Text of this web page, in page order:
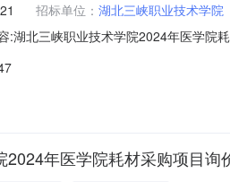
招标单位： 湖北三峡职业技术学院
:湖北三峡职业技术学院2024年医学院
名称：湖北三峡职业技术学院2024年
2024年医学院耗材采购项目询